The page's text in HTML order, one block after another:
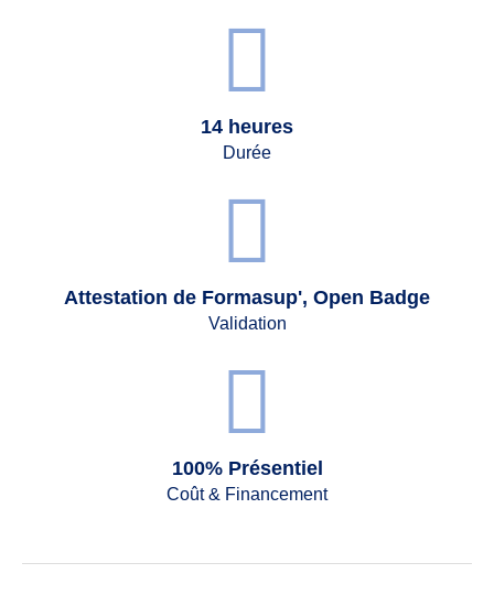
14 heures
Durée
Attestation de Formasup', Open Badge
Validation
100% Présentiel
Coût & Financement